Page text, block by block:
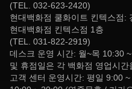
(TEL. 032-623-2420)
현대백화점 쿨화이트 킨텍스점:
현대백화점 킨텍스점 1층
(TEL. 031-822-2919)
데스크 운영 시간: 월~목 10:30
및 휴점일은 각 백화점 영업시
고객 센터 운영시간: 평일 9:00